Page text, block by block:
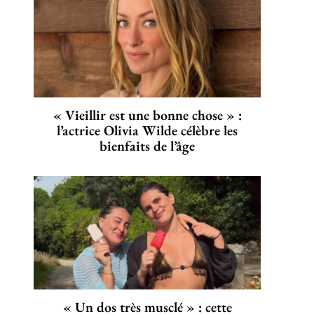
« Vieillir est une bonne chose » :
l’actrice Olivia Wilde célèbre les
bienfaits de l’âge
« Un dos très musclé » : cette